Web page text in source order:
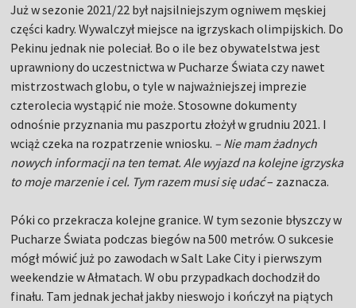
Już w sezonie 2021/22 był najsilniejszym ogniwem męskiej
części kadry. Wywalczył miejsce na igrzyskach olimpijskich. Do
Pekinu jednak nie poleciał. Bo o ile bez obywatelstwa jest
uprawniony do uczestnictwa w Pucharze Świata czy nawet
mistrzostwach globu, o tyle w najważniejszej imprezie
czterolecia wystąpić nie może. Stosowne dokumenty
odnośnie przyznania mu paszportu złożył w grudniu 2021. I
wciąż czeka na rozpatrzenie wniosku. – Nie mam żadnych
nowych informacji na ten temat. Ale wyjazd na kolejne igrzyska
to moje marzenie i cel. Tym razem musi się udać– zaznacza.
Póki co przekracza kolejne granice. W tym sezonie błyszczy w
Pucharze Świata podczas biegów na 500 metrów. O sukcesie
mógł mówić już po zawodach w Salt Lake City i pierwszym
weekendzie w Ałmatach. W obu przypadkach dochodził do
finału. Tam jednak jechał jakby nieswojo i kończył na piątych